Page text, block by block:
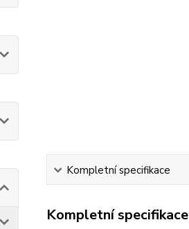
Kompletní specifikace
Kompletní specifikace